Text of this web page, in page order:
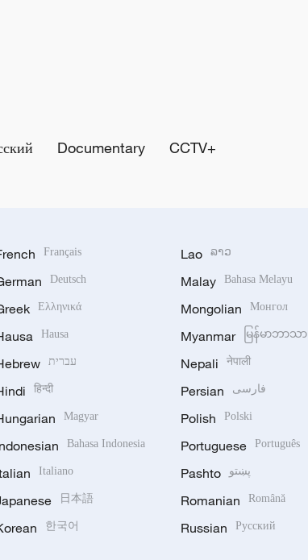
Documentary CCTV+
Français
Deutsch
Ελληνικά
Hausa
עברית
हिन्दी
Magyar
Bahasa Indonesia
Italiano
日本語
한국어
Lao ລາວ
Malay Bahasa Melayu
Mongolian Монгол
Myanmar မြန်မာဘာသာ
Nepali नेपाली
Persian فارسی
Polish Polski
Portuguese Português
Pashto پښتو
Romanian Română
Russian Русский